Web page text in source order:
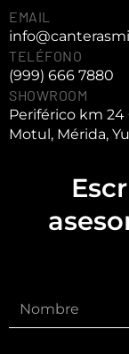
EMAIL
TELÉFONO
(999) 666 7880
SHOWROOM
Periférico km 24
Motul, Mérida,